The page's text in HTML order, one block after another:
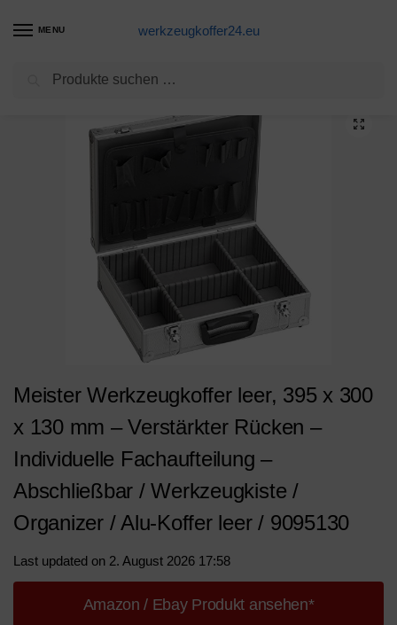
MENU werkzeugkoffer24.eu
Werkzeugkoffer Produkte
Meister Werkzeugkoffer leer, 395 x 300
x 130 mm – Verstärkter Rücken –
Individuelle Fachaufteilung –
Abschließbar / Werkzeugkiste /
Organizer / Alu-Koffer leer / 9095130
Last updated on 2. August 2026 17:58
Amazon / Ebay Produkt ansehen*